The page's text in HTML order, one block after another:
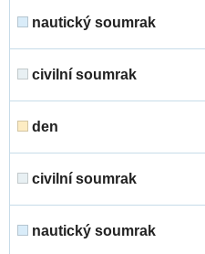
nautický soumrak
civilní soumrak
den
civilní soumrak
nautický soumrak